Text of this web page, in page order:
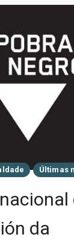
Últimas
da